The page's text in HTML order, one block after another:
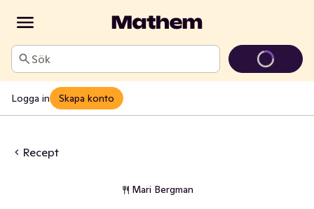
Sök
Logga in Skapa konto
Recept
Mari Bergman